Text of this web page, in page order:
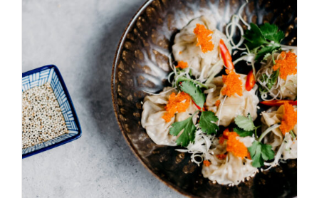
AGGIUNGI AL CARRELLO / DETAILS